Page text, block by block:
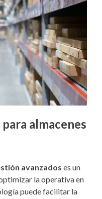
almacenes
avanzados es un
la operativa en
puede facilitar la